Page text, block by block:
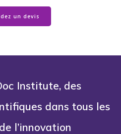
un devis
Institute, des
dans tous les
l’innovation